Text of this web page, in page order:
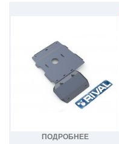
ПОДРОБНЕЕ